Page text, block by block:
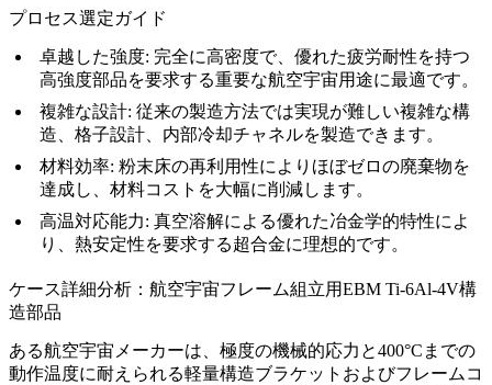
プロセス選定ガイド
卓越した強度: 完全に高密度で、優れた疲労耐性を持つ
高強度部品を要求する重要な航空宇宙用途に最適です。
複雑な設計: 従来の製造方法では実現が難しい複雑な構
造、格子設計、内部冷却チャネルを製造できます。
材料効率: 粉末床の再利用性によりほぼゼロの廃棄物を
達成し、材料コストを大幅に削減します。
高温対応能力: 真空溶解による優れた冶金学的特性によ
り、熱安定性を要求する超合金に理想的です。
ケース詳細分析：航空宇宙フレーム組立用EBM Ti-6Al-4V構
造部品
ある航空宇宙メーカーは、極度の機械的応力と400°Cまでの
動作温度に耐えられる軽量構造ブラケットおよびフレームコ